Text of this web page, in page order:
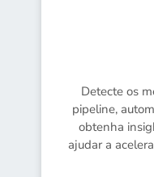
Detecte os
pipeline,
obtenha
ajudar a